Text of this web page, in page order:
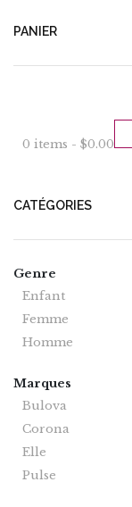
PANIER
0 items - $0.00
CATÉGORIES
Genre
Enfant
Femme
Homme
Marques
Bulova
Corona
Elle
Pulse